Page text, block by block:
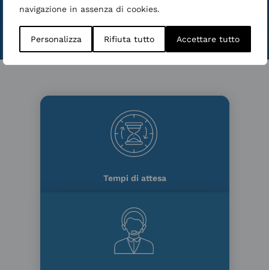
navigazione in assenza di cookies.
Personalizza Rifiuta tutto Accettare tutto
Tempi di attesa